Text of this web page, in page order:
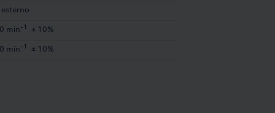
esterno
min -1 ± 10%
min -1 ± 10%